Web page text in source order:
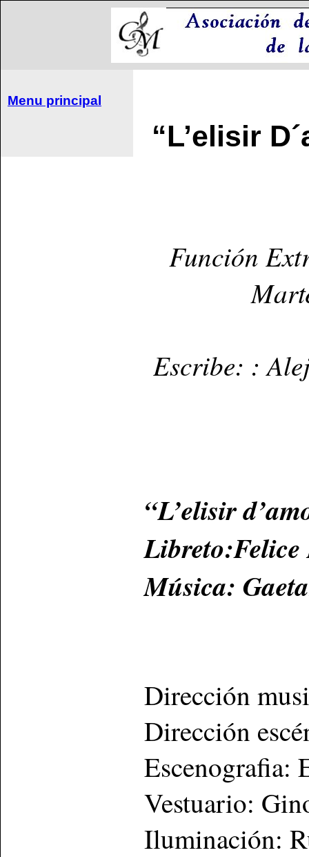
Menu principal
“L’elisir
Función
Escribe: :
“L’elisir
Libreto:Felice
Música:
Dirección
Dirección
Escenografia:
Vestuario:
Iluminación: